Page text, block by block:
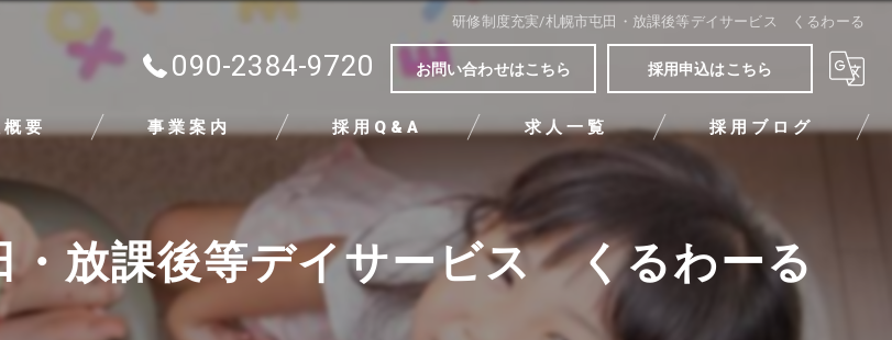
研修制度充実/札幌市屯田・放課後等デイサービス くるわーる
090-2384-9720 お問い合わせはこちら 採用申込はこちら
概要
像
事業案内 採用Q&A 求人一覧 採用ブログ
・放課後等デイサービス くるわーる